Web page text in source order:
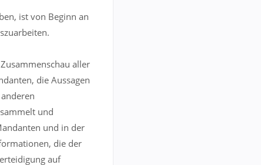
ist von Beginn an
aller
die Aussagen
und
und in der
die der
auf